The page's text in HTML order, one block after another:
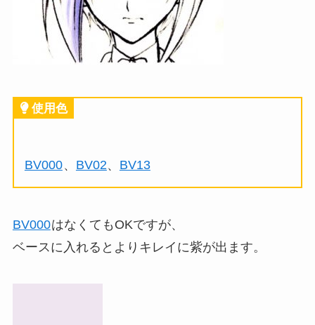
使用色
BV000、 BV02、 BV13
BV000はなくてもOKですが、
ベースに入れるとよりキレイに紫が出ます。